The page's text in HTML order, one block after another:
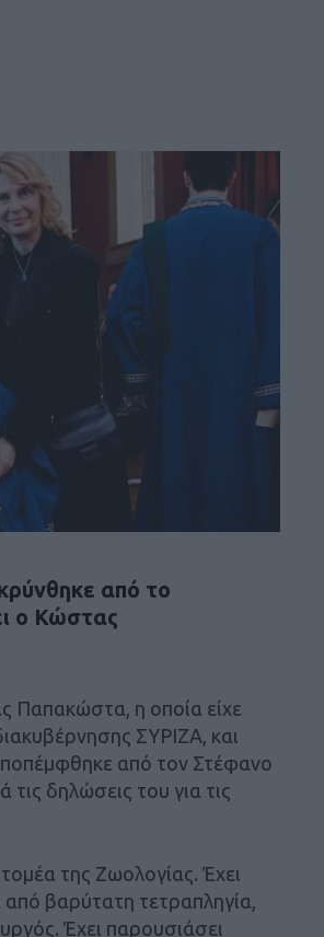
από το
ο Κώστας
Παπακώστα, η οποία είχε
ΣΥΡΙΖΑ, και
από τον Στέφανο
δηλώσεις του για τις
της Ζωολογίας. Έχει
βαρύτατη τετραπληγία,
Έχει παρουσιάσει